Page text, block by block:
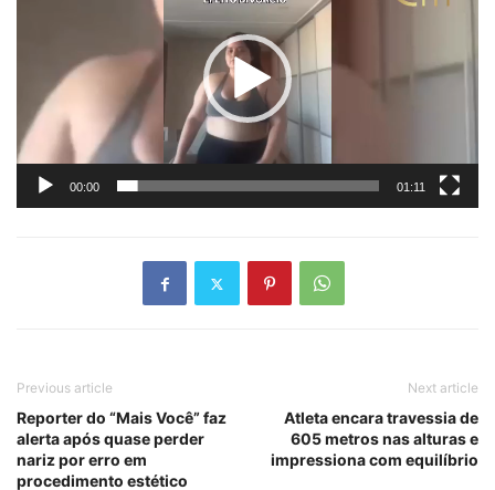
00:00 01:11
Previous article
Reporter do “Mais Você” faz
alerta após quase perder
nariz por erro em
procedimento estético
Next article
Atleta encara travessia de
605 metros nas alturas e
impressiona com equilíbrio